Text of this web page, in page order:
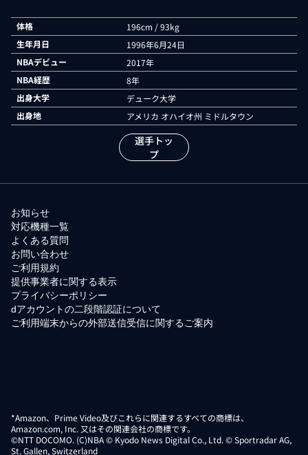
体格
196cm / 93kg
生年月日
1996年6月24日
NBAデビュー
2017年
NBA経歴
8年
出身大学
デューク大学
出身地
アメリカ オハイオ州 ミドルタウン
選手トッ
プ
お知らせ
対応機種一覧
よくある質問
お問い合わせ
ご利用規約
提供事業者に関する表示
プライバシーポリシー
dアカウントの二段階認証について
ご利用端末からの外部送信受信に関するご案内
*Amazon、Prime Video及びこれらに関連するすべての商標は、
Amazon.com, Inc. 又はその関連会社の商標です。
©NTT DOCOMO. (C)NBA © Kyodo News Digital Co., Ltd. © Sportradar AG,
St. Gallen, Switzerland